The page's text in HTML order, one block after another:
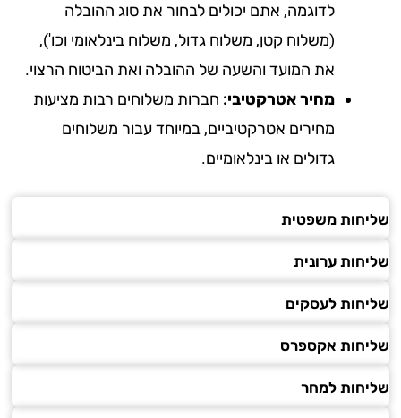
לדוגמה, אתם יכולים לבחור את סוג ההובלה
(משלוח קטן, משלוח גדול, משלוח בינלאומי וכו'),
את המועד והשעה של ההובלה ואת הביטוח הרצוי.
מחיר אטרקטיבי:חברות משלוחים רבות מציעות
מחירים אטרקטיביים, במיוחד עבור משלוחים
גדולים או בינלאומיים.
משפטית
ערונית
לעסקים
אקספרס
למחר